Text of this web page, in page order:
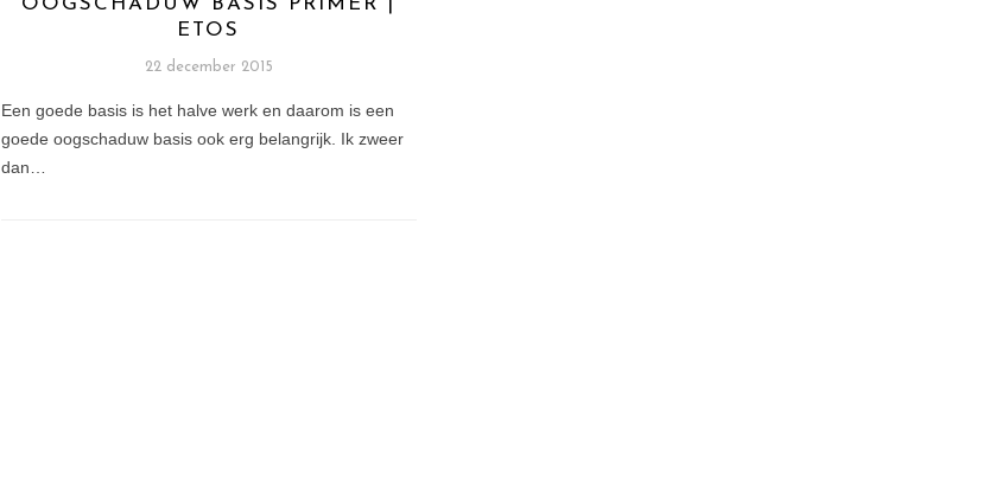
OOGSCHADUW BASIS PRIMER |
ETOS
22 december 2015
Een goede basis is het halve werk en daarom is een
goede oogschaduw basis ook erg belangrijk. Ik zweer
dan…